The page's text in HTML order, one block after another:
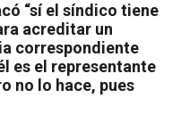
“sí el síndico tiene
acreditar un
correspondiente
es el representante
no lo hace, pues